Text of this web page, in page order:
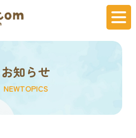
お知らせ
NEWTOPICS